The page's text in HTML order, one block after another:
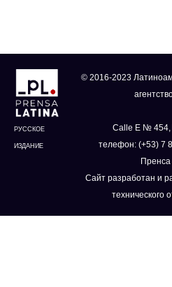
РУССКОЕ
ИЗДАНИЕ
© 2016-2023
Calle E № 454,
телефон: (+53) 7
Сайт разработан и
технического